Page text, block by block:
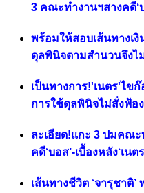
3 คณะทำงานฯสางคดี‘
พร้อมให้สอบเส้นทางเงิ
ดุลพินิจตามสำนวนจึงไม่
เป็นทางการ!'เนตร'ไข
การใช้ดุลพินิจไม่สั่งฟ้อ
ละเอียด!แกะ 3 ปมคณ
คดี‘บอส’-เบื้องหลัง‘เนต
เส้นทางชีวิต ‘จารุชาติ